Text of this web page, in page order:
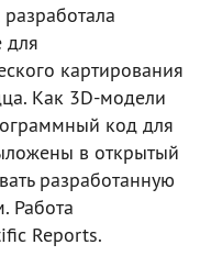
для
картирования
Как 3D-модели
код для
в открытый
разработанную
Работа
Reports.